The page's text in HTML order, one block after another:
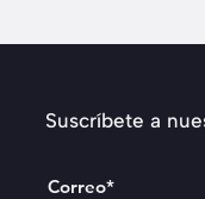
Suscríbete a
Correo*